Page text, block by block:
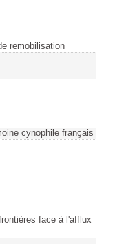
remobilisation
cynophile français
face à l'afflux